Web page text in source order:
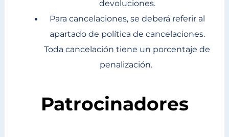
devoluciones.
Para cancelaciones, se deberá referir al
apartado de política de cancelaciones.
Toda cancelación tiene un porcentaje de
penalización.
Patrocinadores